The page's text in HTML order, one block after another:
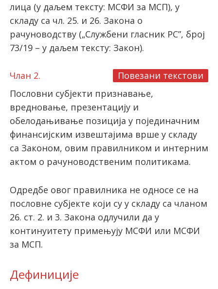
лица (у даљем тексту: МСФИ за МСП), у
складу са чл. 25. и 26. Закона о
рачуноводству („Службени гласник РС”, брoj
73/19 – у даљем тексту: Закон).
Повезани текстови
Члан 2.
Пословни субјекти признавање,
вредновање, презентацију и
обелодањивање позиција у појединачним
финансијским извештајима врше у складу
са Законом, овим правилником и интерним
актом о рачуноводственим политикама.
Одредбе овог правилника не односе се на
пословне субјекте који су у складу са чланом
26. ст. 2. и 3. Закона одлучили да у
континуитету примењују МСФИ или МСФИ
за МСП.
Дефиниције